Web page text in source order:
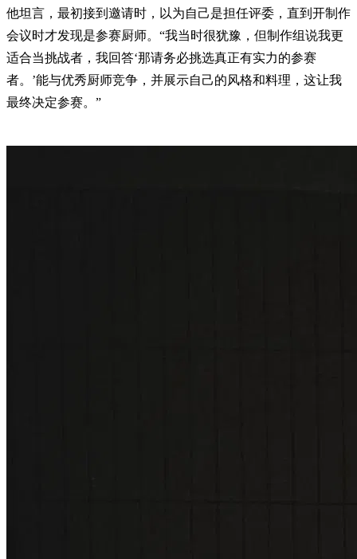
他坦言，最初接到邀请时，以为自己是担任评委，直到开制作
会议时才发现是参赛厨师。“我当时很犹豫，但制作组说我更
适合当挑战者，我回答‘那请务必挑选真正有实力的参赛
者。’能与优秀厨师竞争，并展示自己的风格和料理，这让我
最终决定参赛。”